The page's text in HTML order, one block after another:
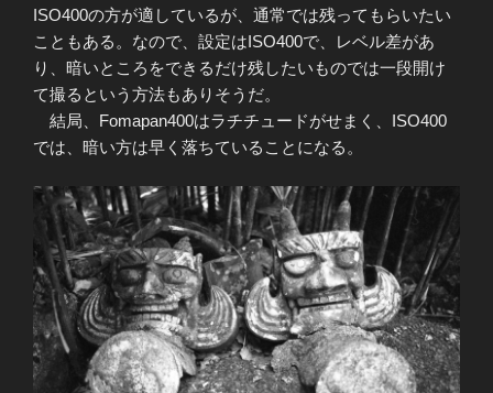
ISO400の方が適しているが、通常では残ってもらいたい
こともある。なので、設定はISO400で、レベル差があ
り、暗いところをできるだけ残したいものでは一段開け
て撮るという方法もありそうだ。
結局、Fomapan400はラチチュードがせまく、ISO400
では、暗い方は早く落ちていることになる。